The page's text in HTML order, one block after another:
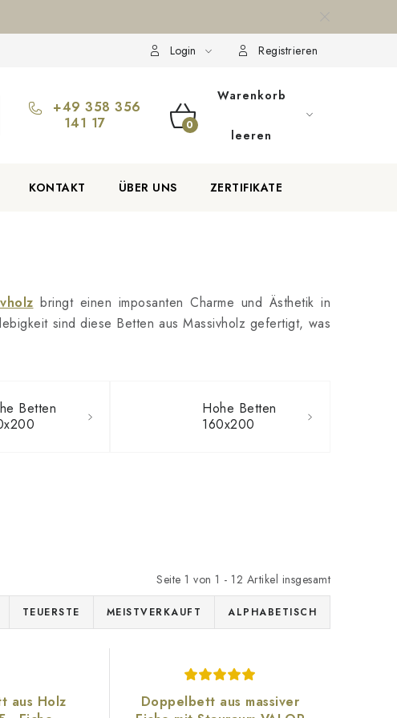
und Rücksendung der Ware Über uns Zahlungsmethoden
Login Registrieren
+49 358 356
141 17
WARENKORB
Warenkorb
leeren
KONTAKT ÜBER UNS ZERTIFIKATE
bringt einen imposanten Charme und Ästhetik in
sind diese Betten aus Massivholz gefertigt, was
Betten
Hohe Betten
160x200
Seite 1 von 1 - 12 Artikel insgesamt
TEUERSTE MEISTVERKAUFT ALPHABETISCH
aus Holz
Doppelbett aus massiver